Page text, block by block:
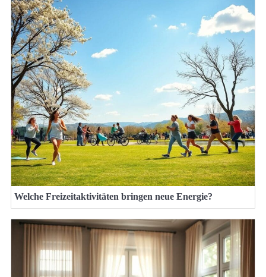
Welche Freizeitaktivitäten bringen neue Energie?